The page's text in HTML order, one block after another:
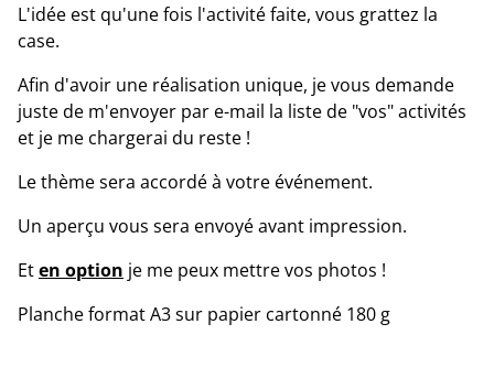
L'idée est qu'une fois l'activité faite, vous grattez la
case.
Afin d'avoir une réalisation unique, je vous demande
juste de m'envoyer par e-mail la liste de "vos" activités
et je me chargerai du reste !
Le thème sera accordé à votre événement.
Un aperçu vous sera envoyé avant impression.
Eten option je me peux mettre vos photos !
Planche format A3 sur papier cartonné 180 g